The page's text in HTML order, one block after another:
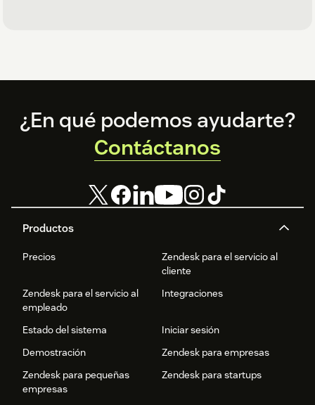
Footer
Productos
Precios
Zendesk para el servicio al
cliente
Zendesk para el servicio al
empleado
Integraciones
Estado del sistema
Iniciar sesión
Demostración
Zendesk para empresas
Zendesk para pequeñas
empresas
Zendesk para startups
¿En qué podemos ayudarte?
Contáctanos